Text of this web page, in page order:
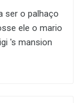
ser o palhaço
ele o mario
's mansion